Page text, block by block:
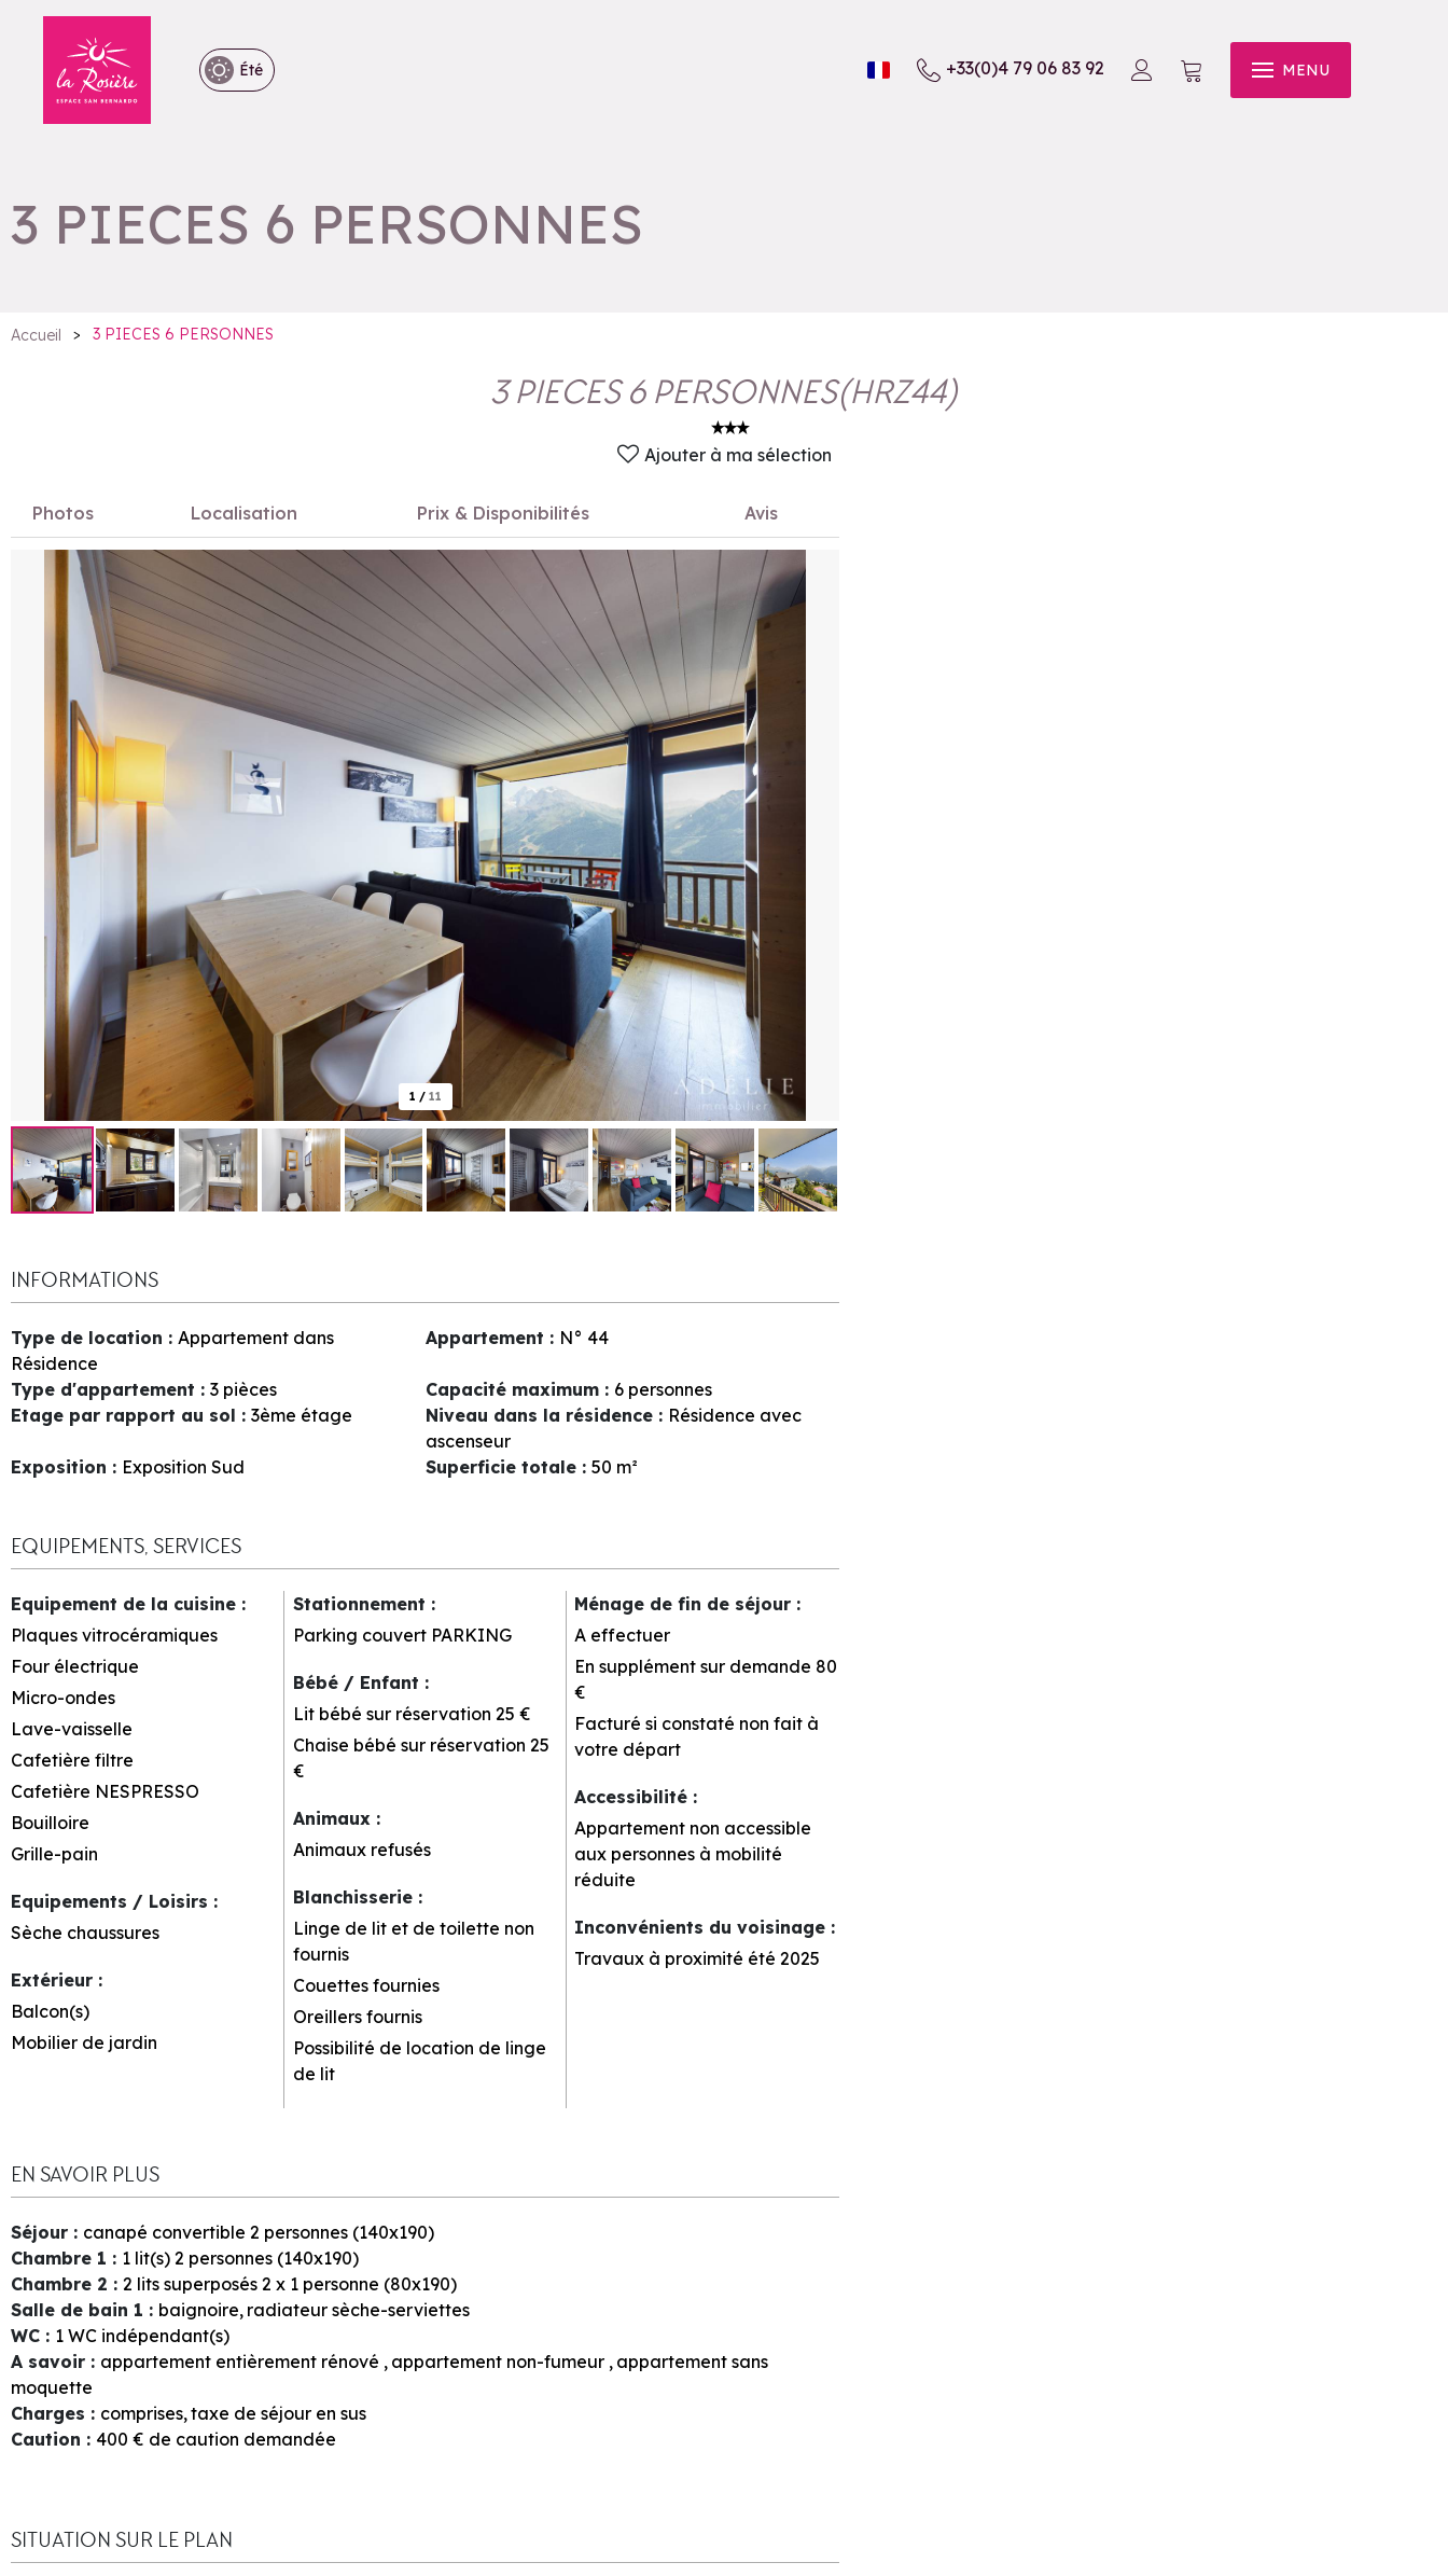
Été +33(0)4 79 06 83 92 MENU
3 PIECES 6 PERSONNES
Accueil > 3 PIECES 6 PERSONNES
3 PIECES 6 PERSONNES(HRZ44)
Ajouter à ma sélection
Photos Localisation Prix & Disponibilités Avis
1 / 11
INFORMATIONS
Type de location : Appartement dans
Résidence
Appartement : N° 44
Type d'appartement : 3 pièces Capacité maximum : 6 personnes
Etage par rapport au sol : 3ème étage Niveau dans la résidence : Résidence avec
ascenseur
Exposition : Exposition Sud Superficie totale : 50 m²
EQUIPEMENTS, SERVICES
Equipement de la cuisine :
Plaques vitrocéramiques
Four électrique
Micro-ondes
Lave-vaisselle
Cafetière filtre
Cafetière NESPRESSO
Bouilloire
Grille-pain
Equipements / Loisirs :
Sèche chaussures
Extérieur :
Balcon(s)
Mobilier de jardin
Stationnement :
Parking couvert PARKING
Bébé / Enfant :
Lit bébé sur réservation 25 €
Chaise bébé sur réservation 25
€
Animaux :
Animaux refusés
Blanchisserie :
Linge de lit et de toilette non
fournis
Couettes fournies
Oreillers fournis
Possibilité de location de linge
de lit
Ménage de fin de séjour :
A effectuer
En supplément sur demande 80
€
Facturé si constaté non fait à
votre départ
Accessibilité :
Appartement non accessible
aux personnes à mobilité
réduite
Inconvénients du voisinage :
Travaux à proximité été 2025
EN SAVOIR PLUS
Séjour : canapé convertible 2 personnes (140x190)
Chambre 1 : 1 lit(s) 2 personnes (140x190)
Chambre 2 : 2 lits superposés 2 x 1 personne (80x190)
Salle de bain 1 : baignoire radiateur sèche-serviettes
WC : 1 WC indépendant(s)
A savoir : appartement entièrement rénové appartement non-fumeur appartement sans
moquette
Charges : comprises taxe de séjour en sus
Caution : 400 € de caution demandée
SITUATION SUR LE PLAN